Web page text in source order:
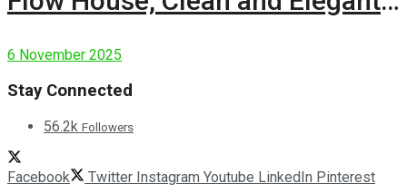
6 November 2025
Stay Connected
56.2k Followers
Facebook Twitter Instagram Youtube LinkedIn Pinterest